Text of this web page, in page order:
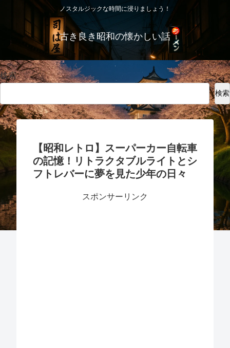
ノスタルジックな時間に浸りましょう！
古き良き昭和の懐かしい話
検索
検索
【昭和レトロ】スーパーカー自転車
の記憶！リトラクタブルライトとシ
フトレバーに夢を見た少年の日々
スポンサーリンク